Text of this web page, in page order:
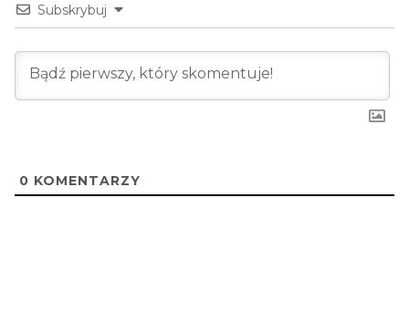
Subskrybuj
0 KOMENTARZY